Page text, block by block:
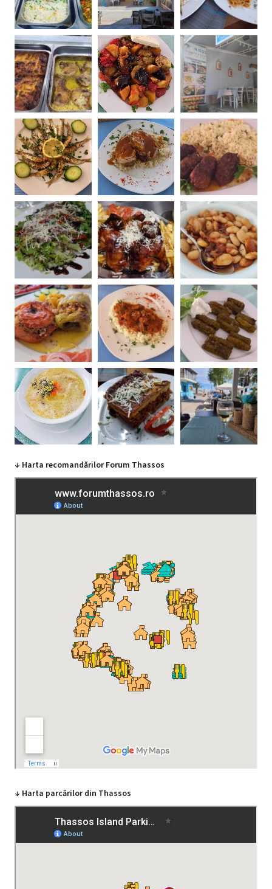
↓ Harta recomandărilor Forum Thassos
↓ Harta parcărilor din Thassos